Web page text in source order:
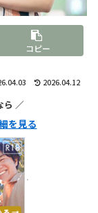
コピー
2026.04.12
ら ／
を見る